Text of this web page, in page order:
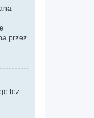
przez
też